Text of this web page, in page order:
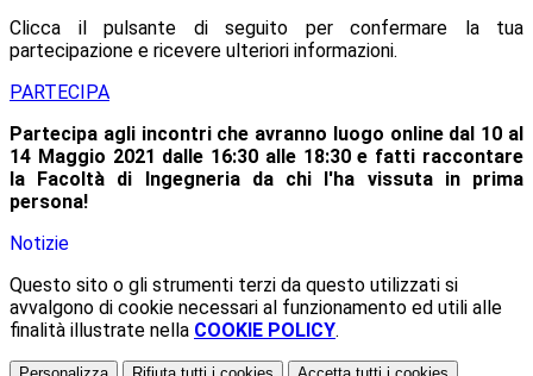
Clicca il pulsante di seguito per confermare la tua
partecipazione e ricevere ulteriori informazioni.
PARTECIPA
Partecipa agli incontri che avranno luogo online dal 10 al
14 Maggio 2021 dalle 16:30 alle 18:30 e fatti raccontare
la Facoltà di Ingegneria da chi l'ha vissuta in prima
persona!
Notizie
Questo sito o gli strumenti terzi da questo utilizzati si
avvalgono di cookie necessari al funzionamento ed utili alle
finalità illustrate nella COOKIE POLICY.